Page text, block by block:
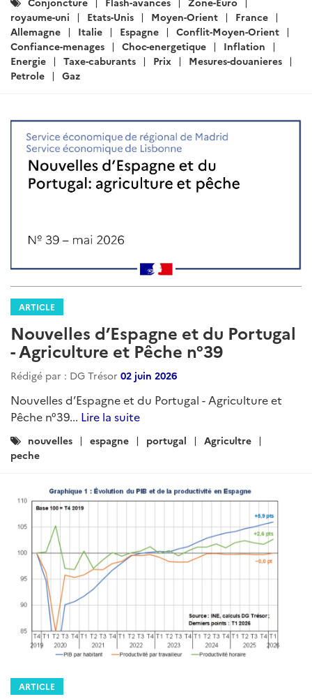
:
royaume-uni
Etats-Unis Moyen-Orient
France
Allemagne
Italie Espagne
Conflit-Moyen-Orient
Confiance-menages
Choc-energetique
Inflation
Energie
Taxe-caburants Prix
Mesures-douanieres
Petrole
Gaz
ARTICLE
Nouvelles d’Espagne et du Portugal
- Agriculture et Pêche n°39
Rédigé par : DG Trésor 02 juin 2026
Nouvelles d’Espagne et du Portugal - Agriculture et
Pêche n°39... Lire la suite
Catégories
:
nouvelles espagne portugal
Agricultre
peche
ARTICLE